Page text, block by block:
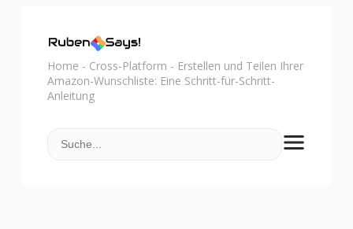
Home - Cross-Platform - Erstellen und Teilen Ihrer
Amazon-Wunschliste: Eine Schritt-für-Schritt-
Anleitung